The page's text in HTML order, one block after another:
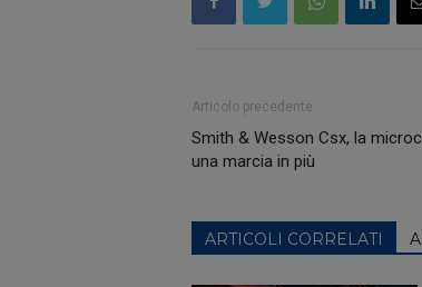
Articolo precedente
Smith & Wesson Csx, la
una marcia in più
ARTICOLI CORRELATI